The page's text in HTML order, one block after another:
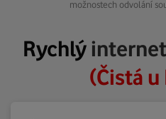
možnostech odvolání
Rychlýinternet
(Čistá